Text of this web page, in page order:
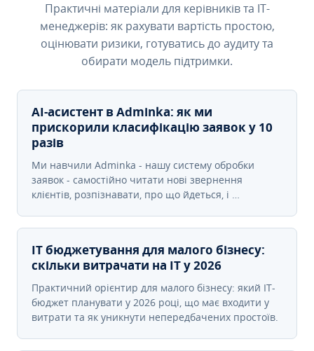
Практичні матеріали для керівників та IT-
менеджерів: як рахувати вартість простою,
оцінювати ризики, готуватись до аудиту та
обирати модель підтримки.
AI-асистент в Adminka: як ми
прискорили класифікацію заявок у 10
разів
Ми навчили Adminka - нашу систему обробки
заявок - самостійно читати нові звернення
клієнтів, розпізнавати, про що йдеться, і …
IT бюджетування для малого бізнесу:
скільки витрачати на IT у 2026
Практичний орієнтир для малого бізнесу: який IT-
бюджет планувати у 2026 році, що має входити у
витрати та як уникнути непередбачених простоїв.